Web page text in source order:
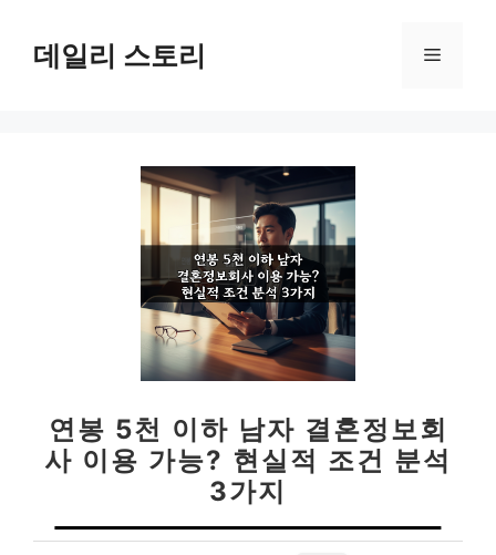
데일리 스토리 메
연봉 5천 이하 남자 결혼정보회
사 이용 가능? 현실적 조건 분석
3가지